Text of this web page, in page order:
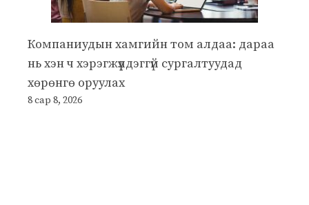
Компаниудын хамгийн том алдаа: дараа
нь хэн ч хэрэгжүүлдэггүй сургалтуудад
хөрөнгө оруулах
8 сар 8, 2026